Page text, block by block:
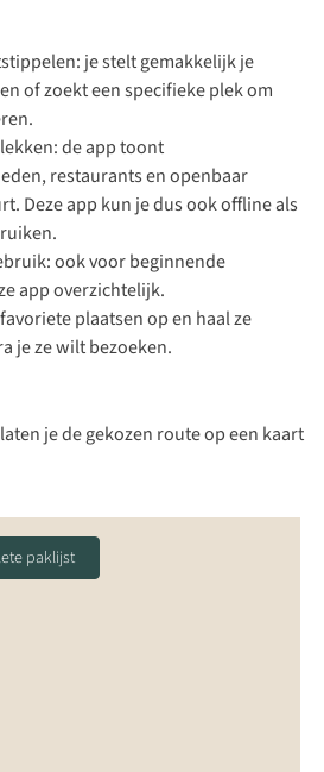
je stelt gemakkelijk je
of zoekt een specifieke plek om
de app toont
restaurants en openbaar
Deze app kun je dus ook offline als
ook voor beginnende
app overzichtelijk.
plaatsen op en haal ze
je ze wilt bezoeken.
paklijst